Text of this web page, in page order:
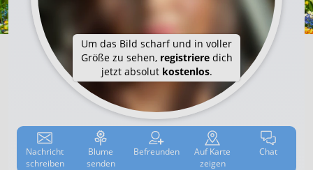
Um das Bild scharf und in voller
Größe zu sehen, registrieredich
jetzt absolut kostenlos.
Nachricht
schreiben
Blume
senden
Befreun­den AufKarte
zeigen
Chat